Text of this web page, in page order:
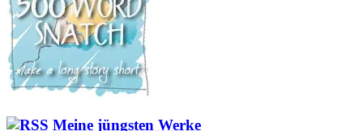
Meine jüngsten Werke